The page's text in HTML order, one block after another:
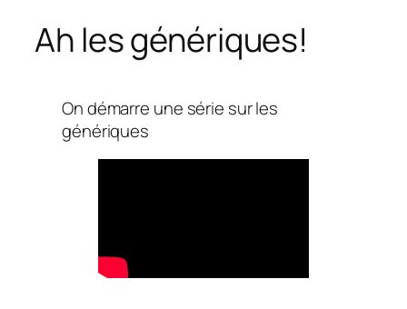
Ah les génériques!
On démarre une série sur les
génériques